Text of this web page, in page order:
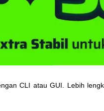
CLI atau GUI Lebih